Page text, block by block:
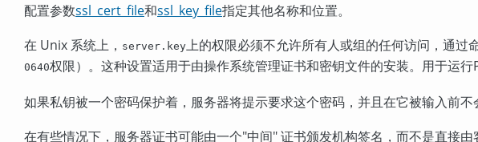
配置参数ssl_cert_file和ssl_key_file指定其他名称和位置。
在 Unix 系统上， server.key上的权限必须不允许所有人或组的任何访问，通过
0640权限）。这种设置适用于由操作系统管理证书和密钥文件的安装。用于运行
如果私钥被一个密码保护着，服务器将提示要求这个密码，并且在它被输入前不
在有些情况下，服务器证书可能由一个"中间"证书颁发机构签名，而不是直接